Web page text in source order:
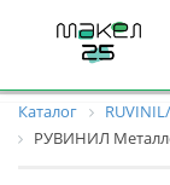
Каталог
РУВИНИЛ